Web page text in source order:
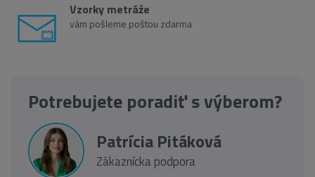
Vzorky metráže
vám pošleme poštou zdarma
Potrebujete poradiť s výberom?
Patrícia Pitáková
Zákaznícka podpora